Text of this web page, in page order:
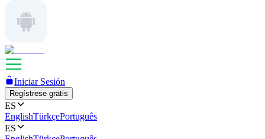
Iniciar Sesión
Regístrese gratis
ES
EnglishTürkçePortuguês
ES